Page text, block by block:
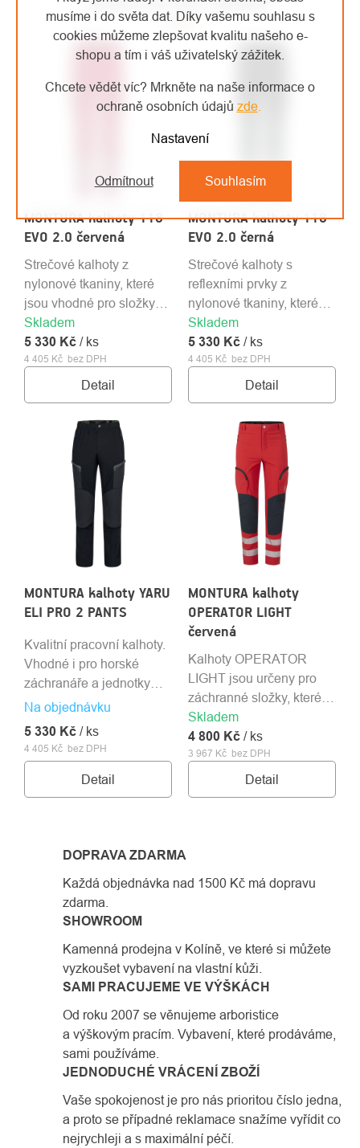
musíme i do světa dat. Díky vašemu souhlasu s
cookies můžeme zlepšovat kvalitu našeho e-
shopu a tím i váš uživatelský zážitek.
Chcete vědět víc? Mrkněte na naše informace o
ochraně osobních údajů zde.
Nastavení
Odmítnout Souhlasím
MONTURA kalhoty 118
EVO 2.0 červená
Skladem
4 405 Kč bez DPH
5 330 Kč / ks
Detail
Strečové kalhoty z
nylonové tkaniny, které
jsou vhodné pro složky
IZS i pracovní využití. S
reflexními prvky.
MONTURA kalhoty 118
EVO 2.0 černá
Skladem
4 405 Kč bez DPH
5 330 Kč / ks
Detail
Strečové kalhoty s
reflexními prvky z
nylonové tkaniny, které
jsou vhodné pro složky
IZS i pracovní využití.
MONTURA kalhoty YARU
ELI PRO 2 PANTS
Na objednávku
4 405 Kč bez DPH
5 330 Kč / ks
Detail
Kvalitní pracovní kalhoty.
Vhodné i pro horské
záchranáře a jednotky
IZS. Odolné a pohodlné.
MONTURA kalhoty
OPERATOR LIGHT
červená
Skladem
3 967 Kč bez DPH
4 800 Kč / ks
Detail
Kalhoty OPERATOR
LIGHT jsou určeny pro
záchranné složky, které
vyžadují odolné a funkční
vybavení.
DOPRAVA ZDARMA
Každá objednávka nad 1500 Kč má dopravu
zdarma.
SHOWROOM
Kamenná prodejna v Kolíně, ve které si můžete
vyzkoušet vybavení na vlastní kůži.
SAMI PRACUJEME VE VÝŠKÁCH
Od roku 2007 se věnujeme arboristice
a výškovým pracím. Vybavení, které prodáváme,
sami používáme.
JEDNODUCHÉ VRÁCENÍ ZBOŽÍ
Vaše spokojenost je pro nás prioritou číslo jedna,
a proto se případné reklamace snažíme vyřídit co
nejrychleji a s maximální péčí.